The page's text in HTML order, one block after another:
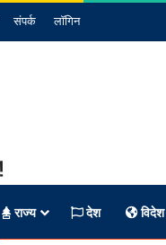
संपर्क लॉगिन
राज्य देश विदेश